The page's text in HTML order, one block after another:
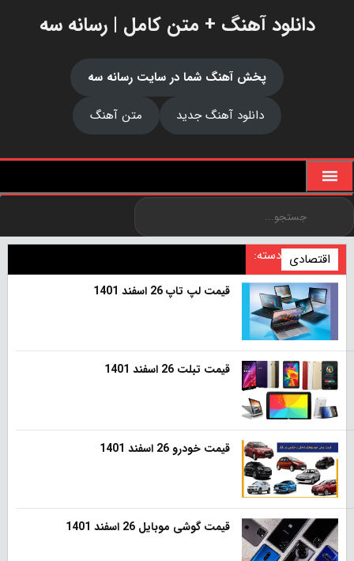
دانلود آهنگ + متن کامل | رسانه سه
پخش آهنگ شما در سایت رسانه سه
دانلود آهنگ جدید
متن آهنگ
دسته: اقتصادی
قیمت لپ تاپ 26 اسفند 1401
قیمت تبلت 26 اسفند 1401
قیمت خودرو 26 اسفند 1401
قیمت گوشی موبایل 26 اسفند 1401